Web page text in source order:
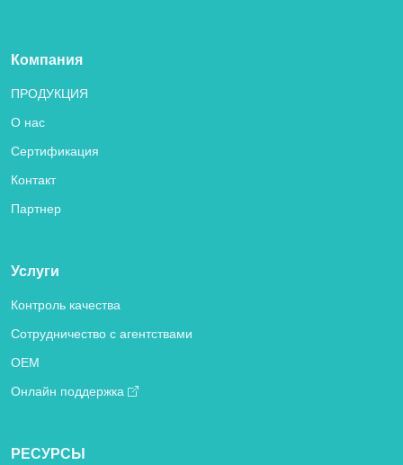
Компания
ПРОДУКЦИЯ
О нас
Сертификация
Контакт
Партнер
Услуги
Контроль качества
Сотрудничество с агентствами
OEM
Онлайн поддержка
РЕСУРСЫ